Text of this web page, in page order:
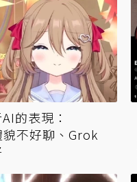
的表現：
不好聊、Grok